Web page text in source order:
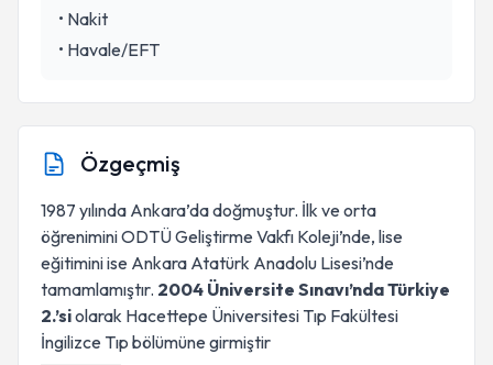
• Nakit
• Havale/EFT
Özgeçmiş
1987 yılında Ankara’da doğmuştur. İlk ve orta
öğrenimini ODTÜ Geliştirme Vakfı Koleji’nde, lise
eğitimini ise Ankara Atatürk Anadolu Lisesi’nde
tamamlamıştır. 2004 Üniversite Sınavı’nda Türkiye
2.’siolarak Hacettepe Üniversitesi Tıp Fakültesi
İngilizce Tıp bölümüne girmiştir